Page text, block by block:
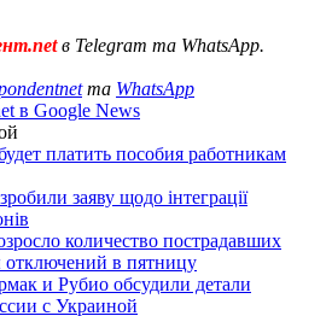
в Telegram та WhatsApp.
та WhatsApp
в Google News
платить пособия работникам
заяву щодо інтеграції
количество пострадавших
в пятницу
и Рубио обсудили детали
с Украиной